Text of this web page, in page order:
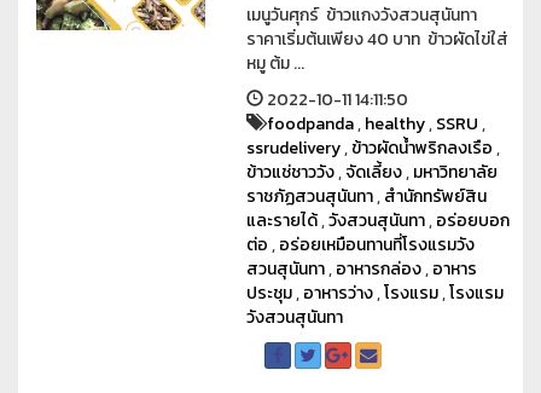
เมนูวันศุกร์ ข้าวแกงวังสวนสุนันทา
ราคาเริ่มต้นเพียง 40 บาท ข้าวผัดไข่ใส่
หมู ต้ม ...
2022-10-11 14:11:50
foodpanda,healthy,SSRU,
ssrudelivery,ข้าวผัดน้ำพริกลงเรือ,
ข้าวแช่ชาววัง,จัดเลี้ยง,มหาวิทยาลัย
ราชภัฏสวนสุนันทา,สำนักทรัพย์สิน
และรายได้,วังสวนสุนันทา,อร่อยบอก
ต่อ,อร่อยเหมือนทานที่โรงแรมวัง
สวนสุนันทา,อาหารกล่อง,อาหาร
ประชุม,อาหารว่าง,โรงแรม,โรงแรม
วังสวนสุนันทา